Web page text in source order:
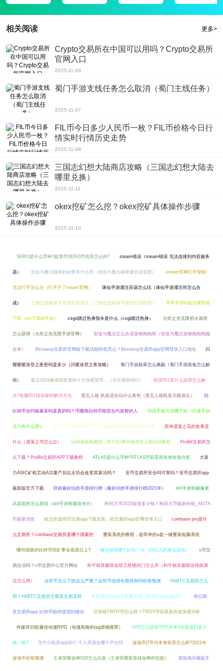
的阅读环境，在天翼文学网没有广告绝对让你满意;
用户以最舒服的方式，快熟融入到阅读中来;
4、享受免费追书服务，而且看书的模式也是能选择的，比较人性化，这里面的
小说内容非常的丰富，让用户阅读小说不在书荒;
软件评测
的精彩，天翼文学网让你的线上追书需要可以更好的被满足；
相关阅读 更多>
Crypto交易所在中国可以用吗？Crypto交易所
官网入口
2025-11-09
蜀门手游支线任务怎么取消（蜀门主线任务）
2025-11-07
FIL币今日多少人民币一枚？FIL币价格今日行
情实时行情历史走势
2025-11-08
三国志幻想大陆商店攻略（三国志幻想大陆去
哪里兑换）
2025-11-11
okex挖矿怎么挖？okex挖矿具体操作步骤
2025-11-10
SERO是什么币种?超零币SERO币前景怎么样? steam错误（steam错误 无法连接到内容服务
器） 创造与魔法猫咪妙妙窝有什么用（创造与魔法猫咪建筑设置图） steam官网打开报错/
无法打开怎么办（打开不了steam官网） 诛仙手游灌注应该怎么玩（诛仙手游灌注符怎么合
成） 三国志战略版不受混乱的战法（三国志战略版不被混乱的技能） 苹果手游bt版在哪里能
下载（ios下载bt手游） csgo跳过热身指令是什么（csgi跳过热身） 火炬之光无限初火源质
怎么获得（火炬之光无限手游官网） 创造与魔法怎么合成宠物抱抱熊（创造与魔法宠物抱抱熊融
合表） Bitstamp交易所官网版下载功能特色亮点？Bitstamp交易所app官网登录入口地址 闪
耀暖暖洛登之夜密码是多少（闪暖洛登之夜攻略） 蜀门手游勋章怎么佩戴（蜀门手游装备怎么解
锁） 盘点2024最值得投资的十大加密货币，（非交易所排行） 错误651是什么故障怎么解
决?电脑651错误最快解决方法 第五人格 机皇适合玩什么角色（第五人格机皇天赋加点） 玩
比特币合约能暴富吗是真的吗？币圈靠比特币期货合约发财的人 问道手游力法哪个好（问道手游
法力有什么用） 火币怎么买狗狗币？火币app买狗狗币与比特币步骤 原神遗落之花的效果是
什么（遗落之书怎么过） 比特派钱包教程：BITHD硬件钱包导入助记词教程 ProBit交易所怎
么下载？ProBit交易所APP下载教程 ATLAS是什么币种?ATLAS币前景和未来价值分析 大算
力ASIC矿机芯动A11量产后以太坊会改变其算法吗？ 安币交易所安全吗可靠吗？安币交易所app
最新版官方下载 目前最好玩的手游排行榜（最好玩的手游排行榜2021年） dnf手游韩服像素
武器装扮怎么获得（dnf手游韩服宣传片） 秋田犬币2025能涨多少钱？秋田犬币最新价格_AKITA
币最新消息 欧交所虚拟币交易app下载安装，欧交易所app官网登录入口 coinbase pro是什
么交易所？coinbase交易所是哪个国家的 重装系统的教程，超简单的u盘一键重装电脑系统
哪些国家的比特币挖矿事业蒸蒸日上? 修仙游戏哪个好玩一点（好玩儿的修仙游戏） u币交
易合法吗？u币交易中心官方网站 和平精英极限追猎卫星楼的门怎么开（和平精英极限追猎探测
仪怎么用） 达世币怎么下跌这么严重？达世币值得长期持有吗价格预测 HitBTC交易所怎么
用？HitBTC交易所注册及交易流程 有画质好的rpg手机网游吗（画质好的rpg游戏） 欧亿欧
意交易所app 比特币如何提现到微信 区块链TROY币怎么样？TROY币前景及价值深度分析
外媒评10款最佳动漫RPG（动漫风格的rpg游戏推荐） fil币怎么获得?fil币未来5年能涨到多少
钱一枚? 无中介租房app排行 个人房源去哪个平台找 波场币(TRX)未来前景怎么样?2021年
波场币价格预测 王者荣耀金蝉S26怎么出装（王者荣耀新英雄金蝉的技能） 冒险闯关横版手